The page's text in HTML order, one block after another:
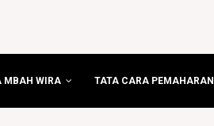
MBAH WIRA TATA CARA PEMAHARAN